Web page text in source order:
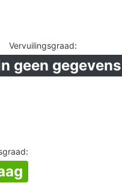
Vervuilingsgraad:
geen gegevens
: